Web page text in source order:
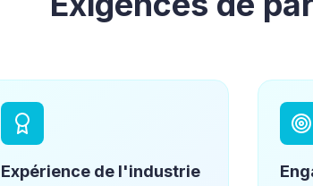
Expérience de l'industrie